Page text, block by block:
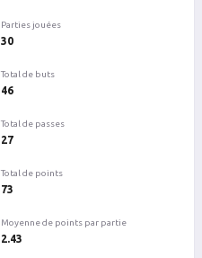
Parties jouées
30
Total de buts
46
Total de passes
27
Total de points
73
Moyenne de points par partie
2.43